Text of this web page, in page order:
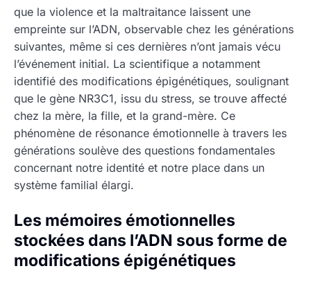
que la violence et la maltraitance laissent une
empreinte sur l’ADN, observable chez les générations
suivantes, même si ces dernières n’ont jamais vécu
l’événement initial. La scientifique a notamment
identifié des modifications épigénétiques, soulignant
que le gène NR3C1, issu du stress, se trouve affecté
chez la mère, la fille, et la grand-mère. Ce
phénomène de résonance émotionnelle à travers les
générations soulève des questions fondamentales
concernant notre identité et notre place dans un
système familial élargi.
Les mémoires émotionnelles
stockées dans l’ADN sous forme de
modifications épigénétiques